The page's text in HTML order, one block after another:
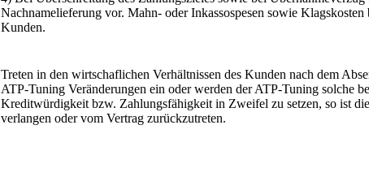
Nachnamelieferung vor. Mahn- oder Inkassospesen sowie
Kunden.
Treten in den wirtschaflichen Verhältnissen des Kunden nach dem
ATP-Tuning Veränderungen ein oder werden der ATP-Tuning solche
Kreditwürdigkeit bzw. Zahlungsfähigkeit in Zweifel zu setzen, so ist
verlangen oder vom Vertrag zurückzutreten.